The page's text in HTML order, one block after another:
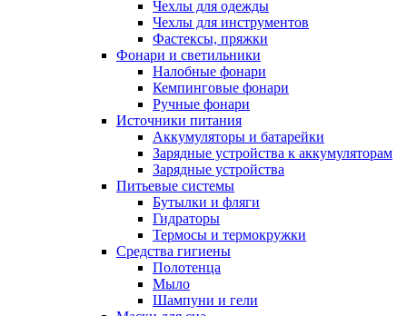
Чехлы для одежды
Чехлы для инструментов
Фастексы, пряжки
Фонари и светильники
Налобные фонари
Кемпинговые фонари
Ручные фонари
Источники питания
Аккумуляторы и батарейки
Зарядные устройства к аккумуляторам
Зарядные устройства
Питьевые системы
Бутылки и фляги
Гидраторы
Термосы и термокружки
Средства гигиены
Полотенца
Мыло
Шампуни и гели